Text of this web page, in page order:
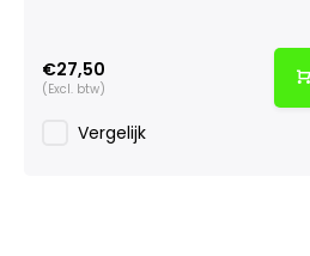
€27,50
(Excl. btw)
Vergelijk